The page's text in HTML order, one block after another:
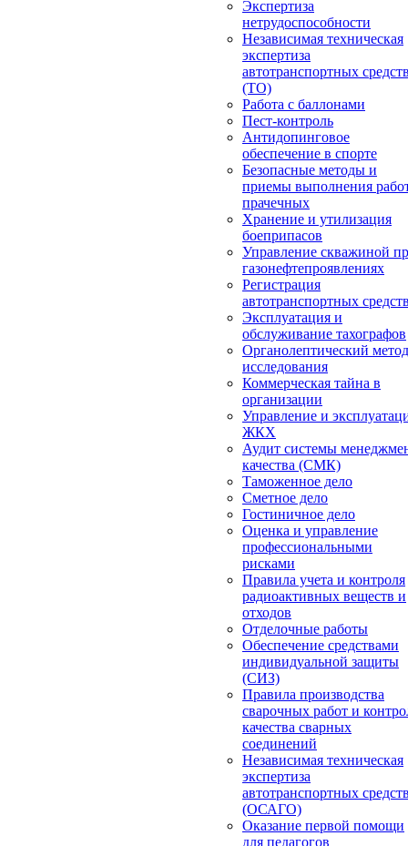
Экспертиза
нетрудоспособности
Независимая техническая
экспертиза
автотранспортных
(ТО)
Работа с баллонами
Пест-контроль
Антидопинговое
обеспечение в спорте
Безопасные методы и
приемы выполнения
прачечных
Хранение и утилизация
боеприпасов
Управление скважиной
газонефтепроявлениях
Регистрация
автотранспортных
Эксплуатация и
обслуживание тахографов
Органолептический метод
исследования
Коммерческая тайна в
организации
Управление и
ЖКХ
Аудит системы
качества (СМК)
Таможенное дело
Сметное дело
Гостиничное дело
Оценка и управление
профессиональными
рисками
Правила учета и контроля
радиоактивных веществ и
отходов
Отделочные работы
Обеспечение средствами
индивидуальной защиты
(СИЗ)
Правила производства
сварочных работ и
качества сварных
соединений
Независимая техническая
экспертиза
автотранспортных
(ОСАГО)
Оказание первой помощи
для педагогов